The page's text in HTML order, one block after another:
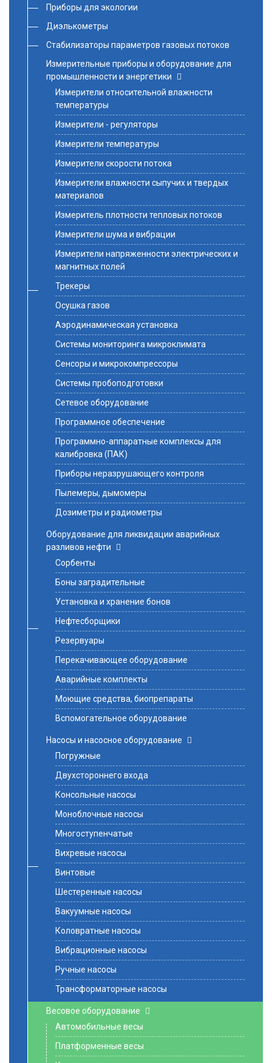
Приборы для экологии
Диэлькометры
Стабилизаторы параметров газовых потоков
Измерительные приборы и оборудование для
промышленности и энергетики
Измерители относительной влажности
температуры
Измерители - регуляторы
Измерители температуры
Измерители скорости потока
Измерители влажности сыпучих и твердых
материалов
Измеритель плотности тепловых потоков
Измерители шума и вибрации
Измерители напряженности электрических и
магнитных полей
Трекеры
Осушка газов
Аэродинамическая установка
Системы мониторинга микроклимата
Сенсоры и микрокомпрессоры
Системы пробоподготовки
Сетевое оборудование
Программное обеспечение
Программно-аппаратные комплексы для
калибровка (ПАК)
Приборы неразрушающего контроля
Пылемеры, дымомеры
Дозиметры и радиометры
Оборудование для ликвидации аварийных
разливов нефти
Сорбенты
Боны заградительные
Установка и хранение бонов
Нефтесборщики
Резервуары
Перекачивающее оборудование
Аварийные комплекты
Моющие средства, биопрепараты
Вспомогательное оборудование
Насосы и насосное оборудование
Погружные
Двухстороннего входа
Консольные насосы
Моноблочные насосы
Многоступенчатые
Вихревые насосы
Винтовые
Шестеренные насосы
Вакуумные насосы
Коловратные насосы
Вибрационные насосы
Ручные насосы
Трансформаторные насосы
Весовое оборудование
Автомобильные весы
Платформенные весы